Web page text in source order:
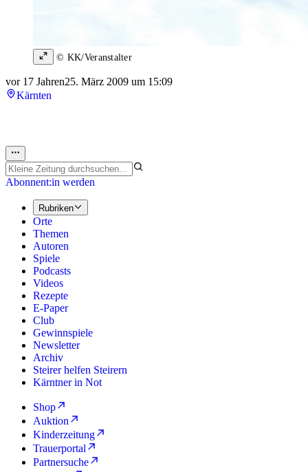
© KK/Veranstalter
vor 17 Jahren25. März 2009 um 15:09
Kärnten
Abonnent:in werden
Rubriken
Orte
Themen
Autoren
Spiele
Podcasts
Videos
Rezepte
E-Paper
Club
Gewinnspiele
Newsletter
Archiv
Steirer helfen Steirern
Kärntner in Not
Shop
Auktion
Kinderzeitung
Trauerportal
Partnersuche